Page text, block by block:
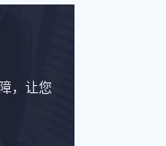
，让您